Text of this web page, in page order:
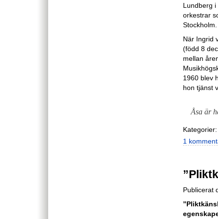
Lundberg
orkestrar
Stockholm.
När Ingrid
(född 8
mellan
1960 blev
hon tjänst
Åsa är
Kategorier:
1
Publicerat